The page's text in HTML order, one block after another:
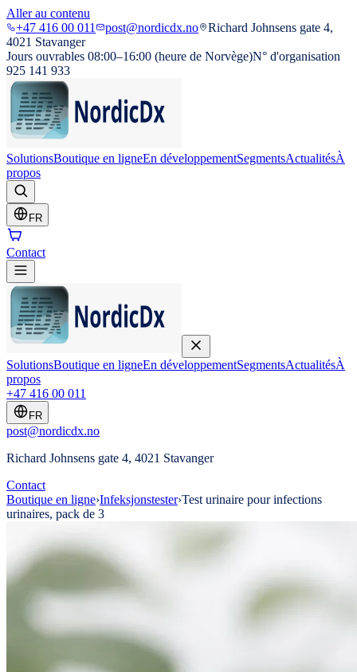
Aller au contenu
+47 416 00 011
post@nordicdx.no
Richard Johnsens gate 4,
4021 Stavanger
Jours ouvrables 08:00–16:00 (heure de Norvège)N° d'organisation
925 141 933
SolutionsBoutique en ligneEn développementSegmentsActualitésÀ
propos
FR
Contact
SolutionsBoutique en ligneEn développementSegmentsActualitésÀ
propos
+47 416 00 011
FR
post@nordicdx.no
Richard Johnsens gate 4, 4021 Stavanger
Contact
Boutique en ligne›Infeksjonstester›Test urinaire pour infections
urinaires, pack de 3